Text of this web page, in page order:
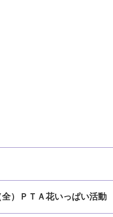
全）ＰＴＡ花いっぱい活動